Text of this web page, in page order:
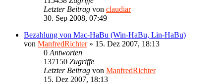
Letzter Beitrag von claudiar
30. Sep 2008, 07:49
Bezahlung von Mac-HaBu (Win-HaBu, Lin-HaBu)
von ManfredRichter» 15. Dez 2007, 18:13
0 Antworten
137150 Zugriffe
Letzter Beitrag von ManfredRichter
15. Dez 2007, 18:13